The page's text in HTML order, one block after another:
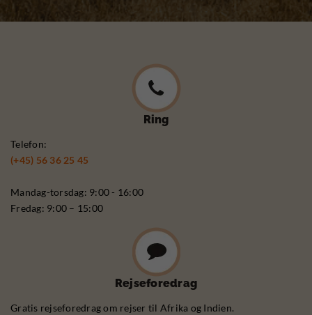
Ring
Telefon:
(+45) 56 36 25 45
Mandag-torsdag: 9:00 - 16:00
Fredag: 9:00 – 15:00
Rejseforedrag
Gratis rejseforedrag om rejser til Afrika og Indien.